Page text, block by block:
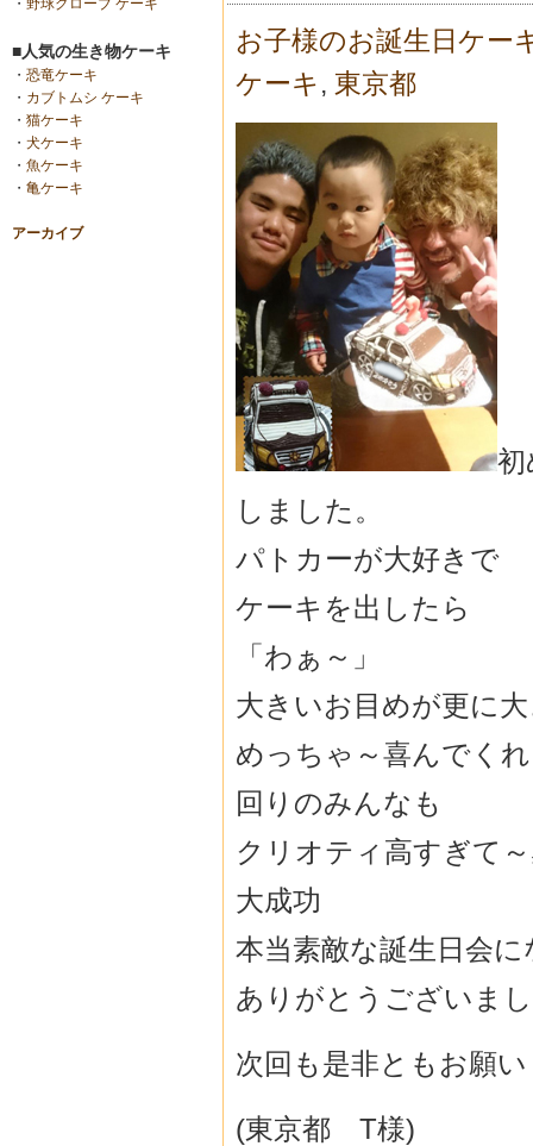
・ 野球グローブ ケーキ
■人気の生き物ケーキ
・ 恐竜ケーキ
・ カブトムシ ケーキ
・ 猫ケーキ
・ 犬ケーキ
・ 魚ケーキ
・ 亀ケーキ
アーカイブ
お子様のお誕生日ケー
ケーキ , 東京都
初
しました。
パトカーが大好きで
ケーキを出したら
「わぁ～」
大きいお目めが更に
めっちゃ～喜んでく
回りのみんなも
クリオティ高すぎて
大成功
本当素敵な誕生日会
ありがとうございま
次回も是非ともお願
(東京都 T様)